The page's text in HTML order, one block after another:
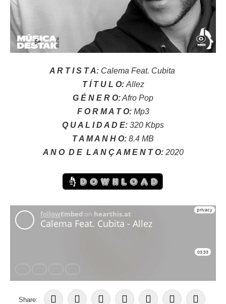
A R T I S T A:Calema Feat. Cubita
T Í T U L O: Allez
G É N E R O:Afro Pop
F O R M A T O:Mp3
Q U A L I D A D E: 320 Kbps
T A M A N H O: 8.4 MB
A N O D E L A N Ç A M E N T O:2020
Share: